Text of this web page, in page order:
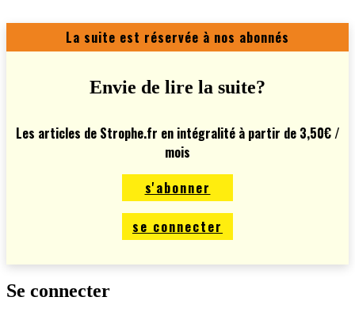
La suite est réservée à nos abonnés
Envie de lire la suite?
Les articles de Strophe.fr en intégralité à partir de 3,50€ /
mois
s'abonner
se connecter
Se connecter